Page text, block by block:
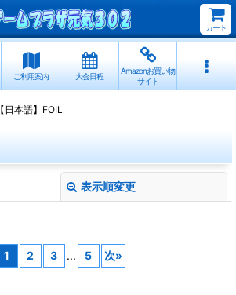
カート
ご利用案内 大会日程
Amazonお買い物
サイト
【日本語】FOIL
表示順変更
1 2 3 ... 5 次»